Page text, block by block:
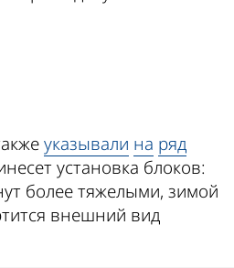
указывали на ряд
установка блоков:
более тяжелыми, зимой
внешний вид